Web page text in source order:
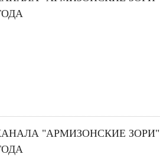
"АРМИЗОНСКИЕ ЗОРИ"